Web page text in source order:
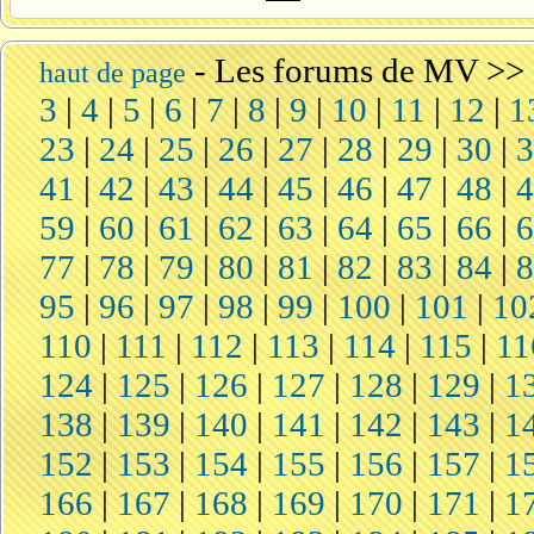
haut de page-Les forums de MV>>
3 |4 |5|6 |7|8|9|10|11 |12|
23|24|25|26|27|28|29|30|
41|42|43|44|45|46 |47 |48|
59 | 60|61|62|63| 64| 65 |66 |
77| 78|79|80|81|82|83 |84|
95|96|97|98 |99|100|101|
110 |111| 112 | 113| 114| 115|
124|125|126 | 127 |128|129|
138|139|140 | 141 | 142|143|
152|153|154 |155 |156 |157|
166|167 | 168 | 169 | 170 |171 |